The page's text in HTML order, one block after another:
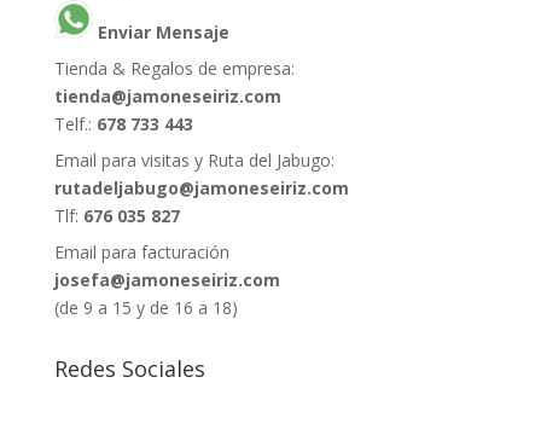
Enviar Mensaje
Tienda & Regalos de empresa:
tienda@jamoneseiriz.com
Telf.: 678 733 443
Email para visitas y Ruta del Jabugo:
rutadeljabugo@jamoneseiriz.com
Tlf: 676 035 827
Email para facturación
josefa@jamoneseiriz.com
(de 9 a 15 y de 16 a 18)
Redes Sociales